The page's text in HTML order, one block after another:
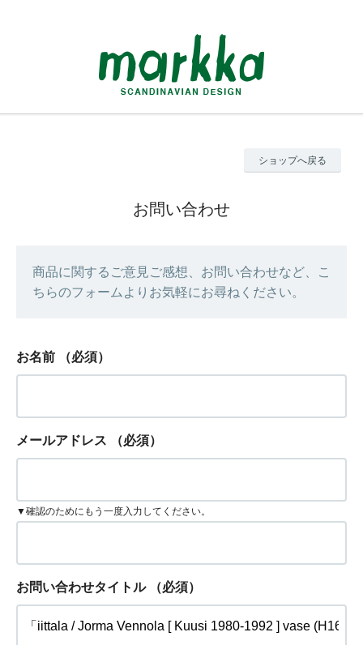
ショップへ戻る
お問い合わせ
商品に関するご意見ご感想、お問い合わせなど、こ
ちらのフォームよりお気軽にお尋ねください。
お名前 （必須）
メールアドレス （必須）
▼確認のためにもう一度入力してください。
お問い合わせタイトル （必須）